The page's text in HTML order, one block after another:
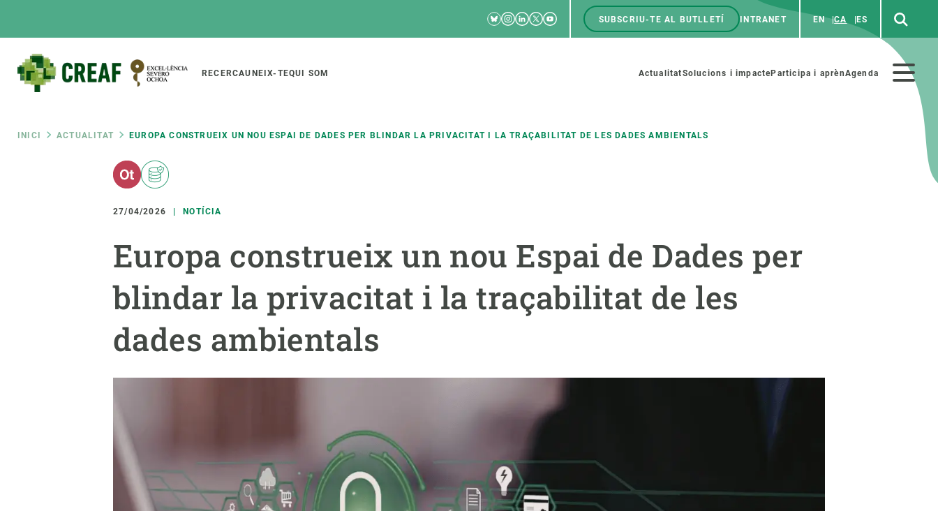
RRSS
Bluesky
Instagram
Linkedin
TwitterYoutube
Menú
SUBSCRIU-TE AL BUTLLETÍ INTRANET EN CA ES
Main
navigation
RECERCAUNEIX-TEQUI SOM
Menú
secundario
ActualitatSolucions i impacteParticipa i aprènAgenda
Fil
d'ariadna
INICI ACTUALITAT EUROPA CONSTRUEIX UN NOU ESPAI DE DADES PER BLINDAR LA PRIVACITAT I LA TRAÇABILITAT DE LES DADES AMBIENTALS
27/04/2026 NOTÍCIA
Europa construeix un nou Espai de Dades per
blindar la privacitat i la traçabilitat de les
dades ambientals
Featured
responsive
Responsive
menu
SOBRE NOSALTRES
Organització institucional
Infraestructures
Biodiversitat
Funcionament dels ecosistemes
Observació de la terra
Temes transversals
Solucions
Política i gestió
Oportunitats acadèmiques
Demana la teva MSCA-PF
Demana la teva beca ERC
Programa de màsters i doctorat
Desenvolupament de carrera
Fes ciència amb nosaltres
COL·LABORA
Esdeveniments anteriors
Actualitat